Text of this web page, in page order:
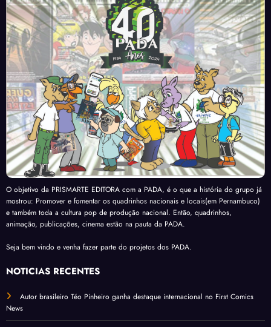
O objetivo da PRISMARTE EDITORA com a PADA, é o que a história do grupo já
mostrou: Promover e fomentar os quadrinhos nacionais e locais(em Pernambuco)
e também toda a cultura pop de produção nacional. Então, quadrinhos,
animação, publicações, cinema estão na pauta da PADA.
Seja bem vindo e venha fazer parte do projetos dos PADA.
NOTÍCIAS RECENTES
Autor brasileiro Téo Pinheiro ganha destaque internacional no First Comics
News